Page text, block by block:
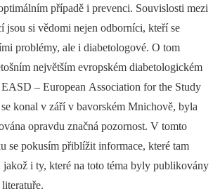
případě i prevenci. Souvislosti mezi
jsou si vědomi nejen odborníci, kteří se
problémy, ale i diabetologové. O tom
největším evropském diabetologickém
–⁠ European Association for the Study
konal v září v bavorském Mnichově, byla
opravdu značná pozornost. V tomto
se pokusím přiblížit informace, které tam
jakož i ty, které na toto téma byly publikovány